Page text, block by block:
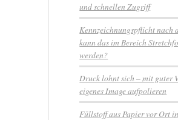
und schnellen Zugriff
Kennzeichnungspflicht nach
kann das im Bereich
werden?
Druck lohnt sich – mit guter
eigenes Image aufpolieren
Füllstoff aus Papier vor Ort